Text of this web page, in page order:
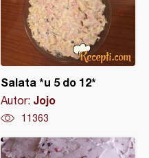
Salata *u 5 do 12*
Autor: Jojo
11363